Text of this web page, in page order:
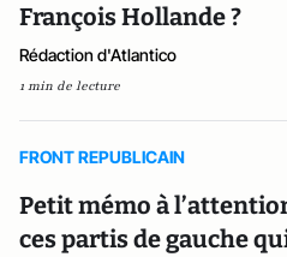
François Hollande ?
Rédaction d'Atlantico
1 min de lecture
FRONT REPUBLICAIN
Petit mémo à
ces partis de gauche